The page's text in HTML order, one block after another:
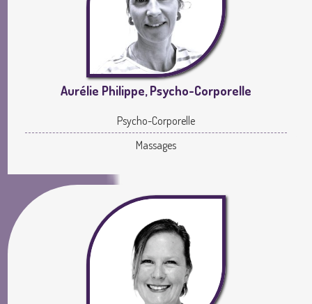
Aurélie Philippe, Psycho-Corporelle
Psycho-Corporelle
Massages